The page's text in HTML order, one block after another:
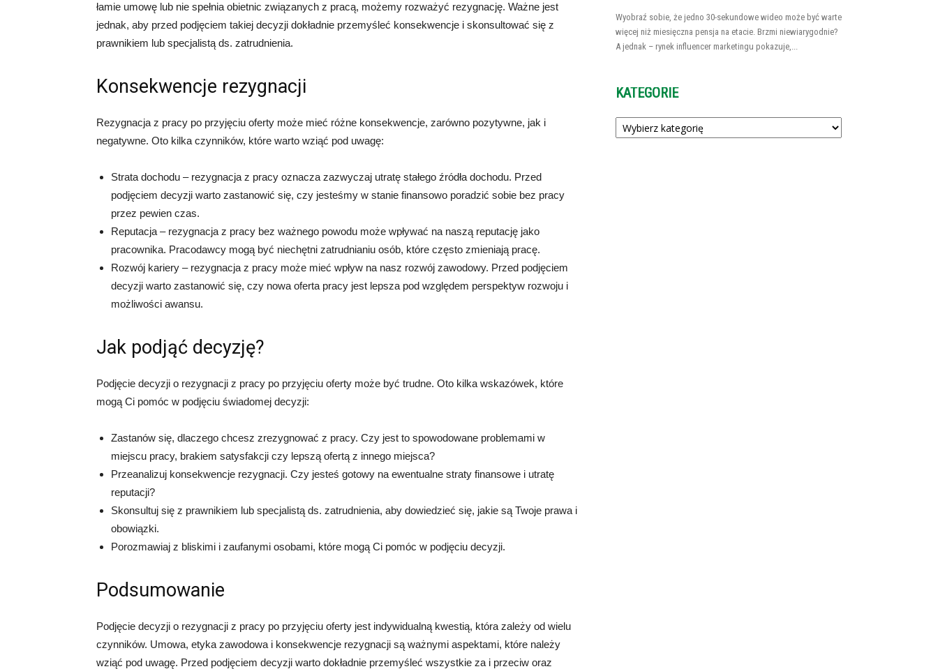
łamie umowę lub nie spełnia obietnic związanych z pracą, możemy rozważyć rezygnację. Ważne jest
jednak, aby przed podjęciem takiej decyzji dokładnie przemyśleć konsekwencje i skonsultować się z
prawnikiem lub specjalistą ds. zatrudnienia.
Konsekwencje rezygnacji
Rezygnacja z pracy po przyjęciu oferty może mieć różne konsekwencje, zarówno pozytywne, jak i
negatywne. Oto kilka czynników, które warto wziąć pod uwagę:
Strata dochodu – rezygnacja z pracy oznacza zazwyczaj utratę stałego źródła dochodu. Przed
podjęciem decyzji warto zastanowić się, czy jesteśmy w stanie finansowo poradzić sobie bez pracy
przez pewien czas.
Reputacja – rezygnacja z pracy bez ważnego powodu może wpływać na naszą reputację jako
pracownika. Pracodawcy mogą być niechętni zatrudnianiu osób, które często zmieniają pracę.
Rozwój kariery – rezygnacja z pracy może mieć wpływ na nasz rozwój zawodowy. Przed podjęciem
decyzji warto zastanowić się, czy nowa oferta pracy jest lepsza pod względem perspektyw rozwoju i
możliwości awansu.
Jak podjąć decyzję?
Podjęcie decyzji o rezygnacji z pracy po przyjęciu oferty może być trudne. Oto kilka wskazówek, które
mogą Ci pomóc w podjęciu świadomej decyzji:
Zastanów się, dlaczego chcesz zrezygnować z pracy. Czy jest to spowodowane problemami w
miejscu pracy, brakiem satysfakcji czy lepszą ofertą z innego miejsca?
Przeanalizuj konsekwencje rezygnacji. Czy jesteś gotowy na ewentualne straty finansowe i utratę
reputacji?
Skonsultuj się z prawnikiem lub specjalistą ds. zatrudnienia, aby dowiedzieć się, jakie są Twoje prawa i
obowiązki.
Porozmawiaj z bliskimi i zaufanymi osobami, które mogą Ci pomóc w podjęciu decyzji.
Podsumowanie
Podjęcie decyzji o rezygnacji z pracy po przyjęciu oferty jest indywidualną kwestią, która zależy od wielu
czynników. Umowa, etyka zawodowa i konsekwencje rezygnacji są ważnymi aspektami, które należy
wziąć pod uwagę. Przed podjęciem decyzji warto dokładnie przemyśleć wszystkie za i przeciw oraz
Wyobraź sobie, że jedno 30-sekundowe wideo może być warte
więcej niż miesięczna pensja na etacie. Brzmi niewiarygodnie?
A jednak – rynek influencer marketingu pokazuje,...
KATEGORIE
Kategorie